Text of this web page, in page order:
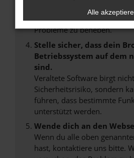
Starte dein Gerät neu.
Das kann manchmal helfen,
Probleme zu beheben.
Stelle sicher, dass dein
Betriebssystem auf dem
sind.
Veraltete Software birgt
Sicherheitsrisiko, sondern
führen, dass bestimmte
unterstützt werden.
Wende dich an den
Wenn du alle oben
hast, kontaktiere uns bitte.
Alle